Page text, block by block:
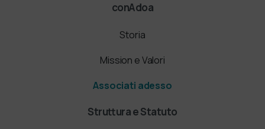
conAdoa
Storia
Mission e Valori
Associati adesso
Struttura e Statuto